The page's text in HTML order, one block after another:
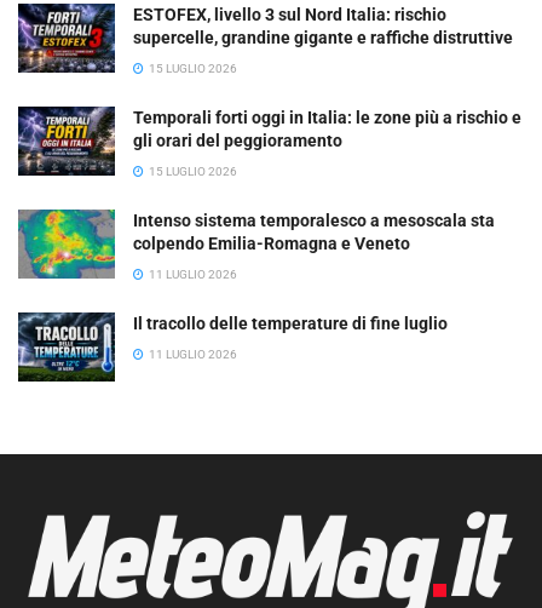
ESTOFEX, livello 3 sul Nord Italia: rischio
supercelle, grandine gigante e raffiche distruttive
15 LUGLIO 2026
Temporali forti oggi in Italia: le zone più a rischio e
gli orari del peggioramento
15 LUGLIO 2026
Intenso sistema temporalesco a mesoscala sta
colpendo Emilia-Romagna e Veneto
11 LUGLIO 2026
Il tracollo delle temperature di fine luglio
11 LUGLIO 2026